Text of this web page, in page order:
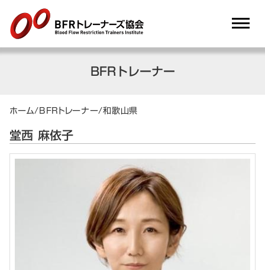
dehaze
BFRトレーナー
ホーム/BFRトレーナー/和歌山県
堂西 麻依子